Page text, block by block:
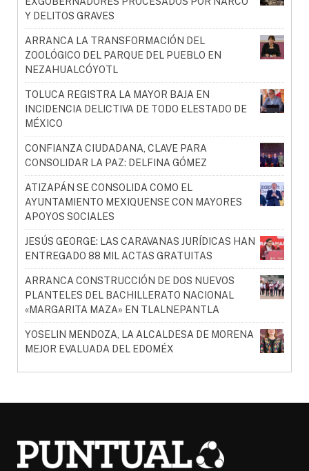
Y DELITOS GRAVES
ARRANCA LA TRANSFORMACIÓN DEL
ZOOLÓGICO DEL PARQUE DEL PUEBLO EN
NEZAHUALCÓYOTL
TOLUCA REGISTRA LA MAYOR BAJA EN
INCIDENCIA DELICTIVA DE TODO ELESTADO DE
MÉXICO
CONFIANZA CIUDADANA, CLAVE PARA
CONSOLIDAR LA PAZ: DELFINA GÓMEZ
ATIZAPÁN SE CONSOLIDA COMO EL
AYUNTAMIENTO MEXIQUENSE CON MAYORES
APOYOS SOCIALES
JESÚS GEORGE: LAS CARAVANAS JURÍDICAS HAN
ENTREGADO 88 MIL ACTAS GRATUITAS
ARRANCA CONSTRUCCIÓN DE DOS NUEVOS
PLANTELES DEL BACHILLERATO NACIONAL
«MARGARITA MAZA» EN TLALNEPANTLA
YOSELIN MENDOZA, LA ALCALDESA DE MORENA
MEJOR EVALUADA DEL EDOMÉX